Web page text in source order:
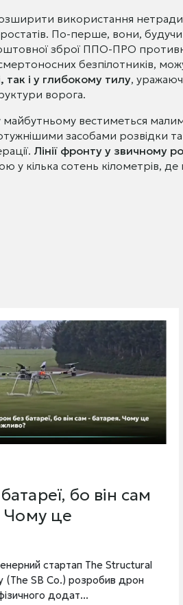
використання
По-перше, вони,
зброї ППО-ПРО
безпілотників,
так і у глибокому тилу,
ворога.
майбутньому вестиметься
засобами розвідки
Лінії фронту у звичному
у кілька сотень кілометрів,
армії. Яким
новий етап?
для Міноборони стає створення
адміністрування та координування
новітньої зброї - від відносно